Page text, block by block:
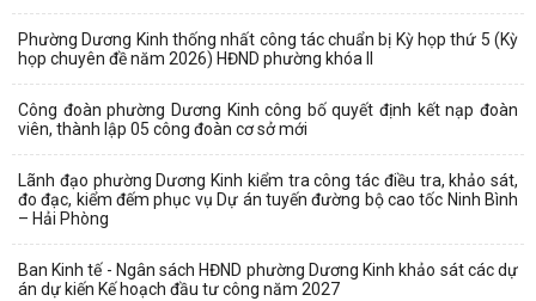
Phường Dương Kinh thống nhất công tác chuẩn bị Kỳ họp thứ 5 (Kỳ
họp chuyên đề năm 2026) HĐND phường khóa II
Công đoàn phường Dương Kinh công bố quyết định kết nạp đoàn
viên, thành lập 05 công đoàn cơ sở mới
Lãnh đạo phường Dương Kinh kiểm tra công tác điều tra, khảo sát,
đo đạc, kiểm đếm phục vụ Dự án tuyến đường bộ cao tốc Ninh Bình
– Hải Phòng
Ban Kinh tế - Ngân sách HĐND phường Dương Kinh khảo sát các dự
án dự kiến Kế hoạch đầu tư công năm 2027